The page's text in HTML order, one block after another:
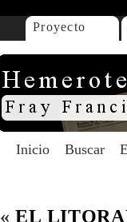
Proyecto
Inicio Buscar
« EL